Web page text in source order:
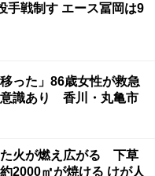
手戦制す エース冨岡は9
った」86歳女性が救急
識あり 香川・丸亀市
火が燃え広がる 下草
2000㎡が焼ける けが人